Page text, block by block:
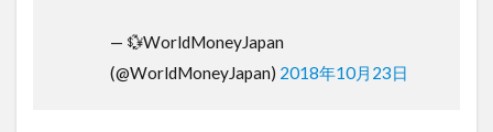
— 💱WorldMoneyJapan
(@WorldMoneyJapan) 2018年10月23日